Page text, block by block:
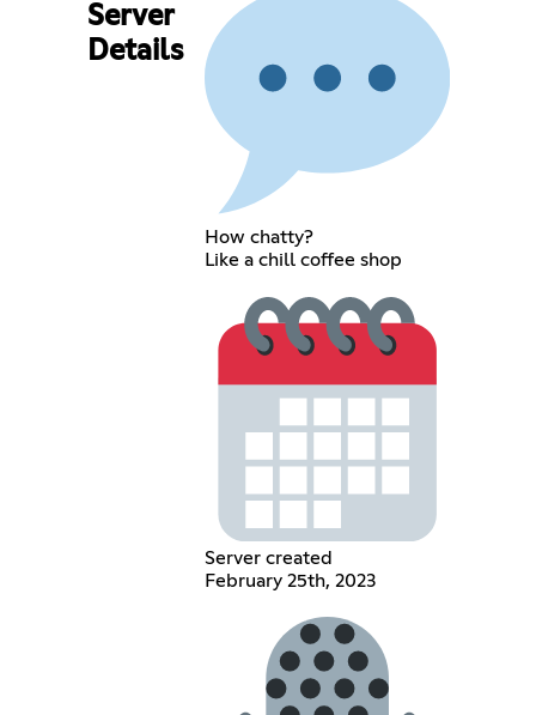
Server
Details
How chatty?
Like a chill coffee shop
Server created
February 25th, 2023